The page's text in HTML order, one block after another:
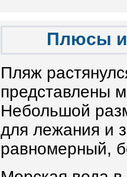
Плюсы и
Пляж
представлены
Небольшой
для лежания и
равномерный,